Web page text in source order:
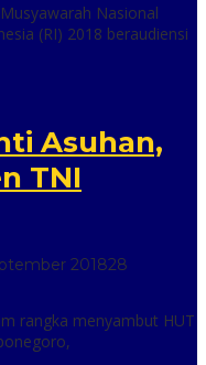
Nasional
(RI) 2018 beraudiensi
Asuhan,
TNI
201828
rangka menyambut HUT